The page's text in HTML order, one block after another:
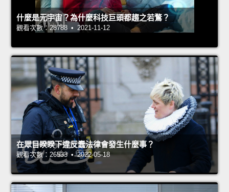
什麼是元宇宙？為什麼科技巨頭都趨之若鶩？
觀看次數：28788 • 2021-11-12
在眾目睽睽下違反蠢法律會發生什麼事？
觀看次數：26533 • 2022-05-18